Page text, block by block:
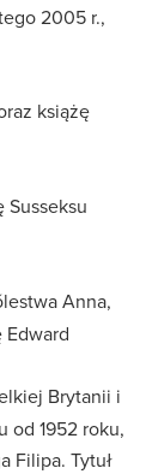
2005 r.,
książę
Susseksu
Anna,
Edward
Brytanii i
od 1952 roku,
Filipa. Tytuł